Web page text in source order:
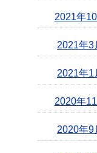
2021年
2021年3
2021年1
2020年
2020年9